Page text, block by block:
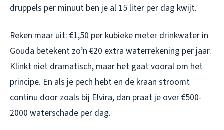
druppels per minuut ben je al 15 liter per dag kwijt.
Reken maar uit: €1,50 per kubieke meter drinkwater in
Gouda betekent zo’n €20 extra waterrekening per jaar.
Klinkt niet dramatisch, maar het gaat vooral om het
principe. En als je pech hebt en de kraan stroomt
continu door zoals bij Elvira, dan praat je over €500-
2000 waterschade per dag.